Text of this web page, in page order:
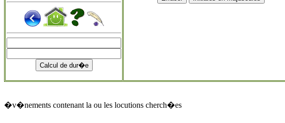
�v�nements contenant la ou les locutions cherch�es